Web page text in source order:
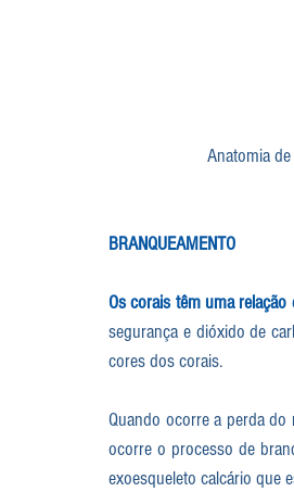
Anatomia
BRANQUEAMENTO
Os corais têm uma
segurança e dióxido de
cores dos corais.
Quando ocorre a perda
ocorre o processo de
exoesqueleto calcário que